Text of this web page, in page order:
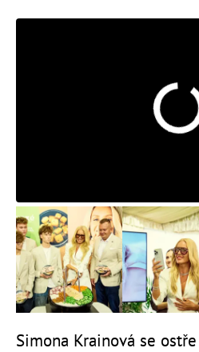
Simona Krainová se